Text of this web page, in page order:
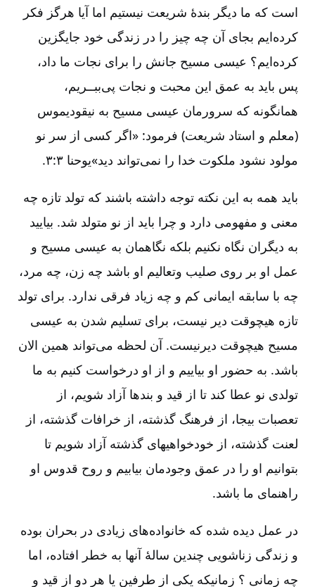
است که ما دیگر بندۀ شریعت نیستیم اما آیا هرگز فکر
کرده‌ایم بجای آن چه چیز را در زندگی خود جایگزین
کرده‌ایم‌؟ عیسی مسیح جانش را برای نجات ما داد،
پس باید به عمق این محبت و نجات پی‌ببــریم‌،
همانگونه که سرورمان عیسی مسیح به نیقودیموس
(معلم و استاد شریعت‌) فرمود: «اگر کسی از سر نو
مولود نشود ملکوت خدا را نمی‌تواند دید»یوحنا ۳:۳.
باید همه به این نکته توجه داشته باشند که تولد تازه چه
معنی و مفهومی دارد و چرا باید از نو متولد شد. بیایید
به دیگران نگاه نکنیم بلکه نگاهمان به عیسی مسیح و
عمل او بر روی صلیب وتعالیم او باشد چه زن‌، چه مرد،
چه با سابقه ایمانی کم و چه زیاد فرقی ندارد. برای تولد
تازه هیچوقت دیر نیست‌، برای تسلیم شدن به عیسی
مسیح هیچوقت دیرنیست‌. آن لحظه می‌تواند همین الان
باشد. به حضور او بیاییم و از او درخواست کنیم به ما
تولدی نو عطا کند تا از قید و بندها آزاد شویم‌، از
تعصبات بیجا، از فرهنگ گذشته‌، از خرافات گذشته‌، از
لعنت گذشته‌، از خودخواهیهای گذشته آزاد شویم تا
بتوانیم او را در عمق وجودمان بیابیم و روح قدوس او
راهنمای ما باشد.
در عمل دیده شده که خانواده‌های زیادی در بحران بوده
و زندگی زناشویی چندین سالۀ آنها به خطر افتاده‌، اما
چه زمانی ؟ زمانیکه یکی از طرفین یا هر دو از قید و